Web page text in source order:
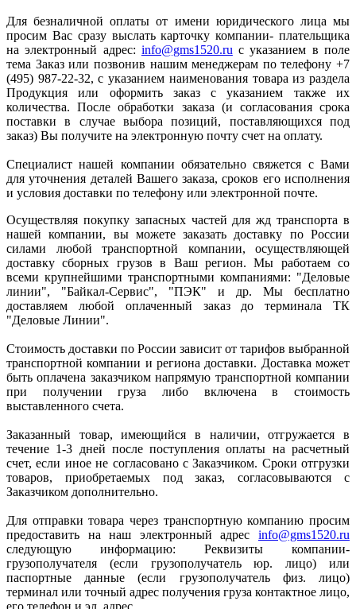
Для безналичной оплаты от имени юридического лица мы
просим Вас сразу выслать карточку компании- плательщика
на электронный адрес: info@gms1520.ru с указанием в поле
тема Заказ или позвонив нашим менеджерам по телефону +7
(495) 987-22-32, с указанием наименования товара из раздела
Продукция или оформить заказ с указанием также их
количества. После обработки заказа (и согласования срока
поставки в случае выбора позиций, поставляющихся под
заказ) Вы получите на электронную почту счет на оплату.
Специалист нашей компании обязательно свяжется с Вами
для уточнения деталей Вашего заказа, сроков его исполнения
и условия доставки по телефону или электронной почте.
Осуществляя покупку запасных частей для жд транспорта в
нашей компании, вы можете заказать доставку по России
силами любой транспортной компании, осуществляющей
доставку сборных грузов в Ваш регион. Мы работаем со
всеми крупнейшими транспортными компаниями: "Деловые
линии", "Байкал-Сервис", "ПЭК" и др. Мы бесплатно
доставляем любой оплаченный заказ до терминала ТК
"Деловые Линии".
Стоимость доставки по России зависит от тарифов выбранной
транспортной компании и региона доставки. Доставка может
быть оплачена заказчиком напрямую транспортной компании
при получении груза либо включена в стоимость
выставленного счета.
Заказанный товар, имеющийся в наличии, отгружается в
течение 1-3 дней после поступления оплаты на расчетный
счет, если иное не согласовано с Заказчиком. Сроки отгрузки
товаров, приобретаемых под заказ, согласовываются с
Заказчиком дополнительно.
Для отправки товара через транспортную компанию просим
предоставить на наш электронный адрес info@gms1520.ru
следующую информацию: Реквизиты компании-
грузополучателя (если грузополучатель юр. лицо) или
паспортные данные (если грузополучатель физ. лицо)
терминал или точный адрес получения груза контактное лицо,
его телефон и эл. адрес.